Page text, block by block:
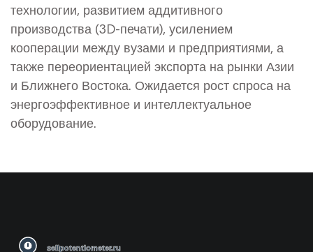
технологии, развитием аддитивного
производства (3D-печати), усилением
кооперации между вузами и предприятиями, а
также переориентацией экспорта на рынки Азии
и Ближнего Востока. Ожидается рост спроса на
энергоэффективное и интеллектуальное
оборудование.